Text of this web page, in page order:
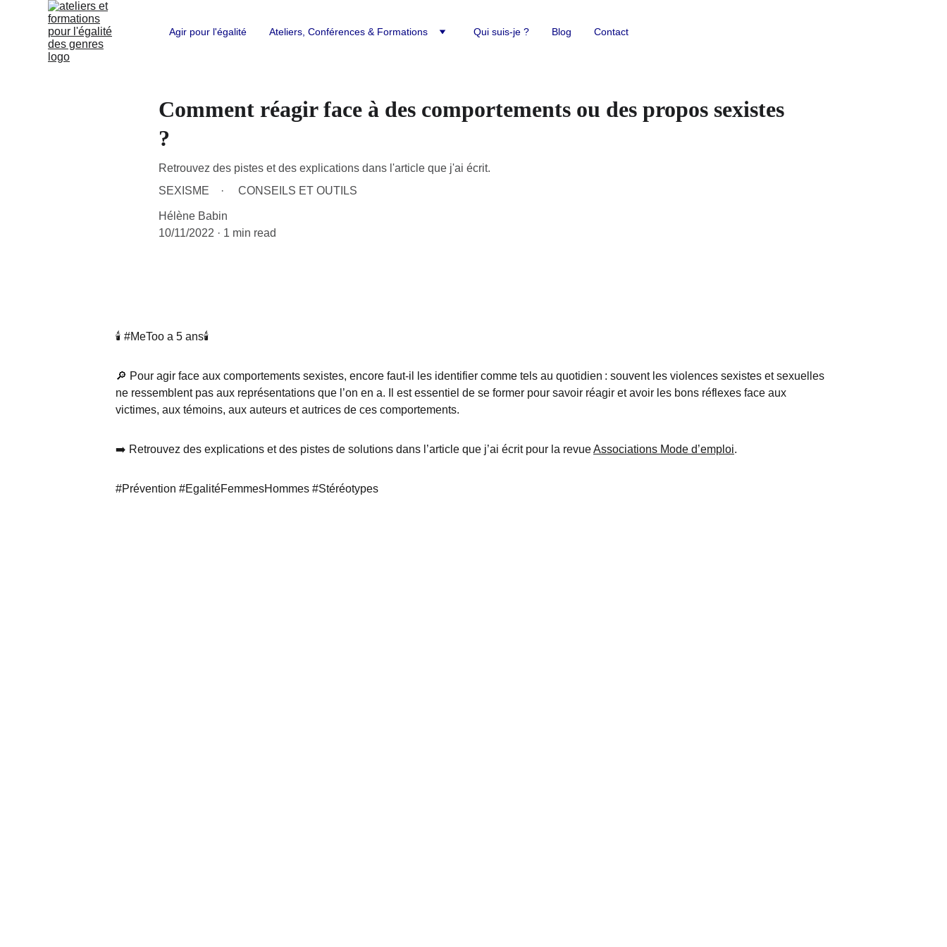
Agir pour l'égalité Ateliers, Conférences & Formations Qui suis-je ? Blog Contact
Comment réagir face à des comportements ou des propos sexistes
?
Retrouvez des pistes et des explications dans l'article que j'ai écrit.
SEXISME
CONSEILS ET OUTILS
Hélène Babin
10/11/2022
1 min read
🕯️ #MeToo a 5 ans🕯️
🔎 Pour agir face aux comportements sexistes, encore faut-il les identifier comme tels au quotidien : souvent les violences sexistes et sexuelles
ne ressemblent pas aux représentations que l’on en a. Il est essentiel de se former pour savoir réagir et avoir les bons réflexes face aux
victimes, aux témoins, aux auteurs et autrices de ces comportements.
➡️ Retrouvez des explications et des pistes de solutions dans l’article que j’ai écrit pour la revue Associations Mode d’emploi.
#Prévention #EgalitéFemmesHommes #Stéréotypes